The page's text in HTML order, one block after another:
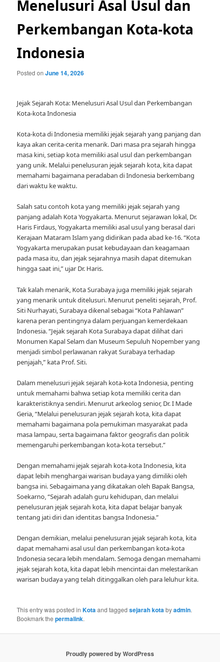
Menelusuri Asal Usul dan
Perkembangan Kota-kota
Indonesia
Posted onJune 14, 2026
Jejak Sejarah Kota: Menelusuri Asal Usul dan Perkembangan
Kota-kota Indonesia
Kota-kota di Indonesia memiliki jejak sejarah yang panjang dan
kaya akan cerita-cerita menarik. Dari masa pra sejarah hingga
masa kini, setiap kota memiliki asal usul dan perkembangan
yang unik. Melalui penelusuran jejak sejarah kota, kita dapat
memahami bagaimana peradaban di Indonesia berkembang
dari waktu ke waktu.
Salah satu contoh kota yang memiliki jejak sejarah yang
panjang adalah Kota Yogyakarta. Menurut sejarawan lokal, Dr.
Haris Firdaus, Yogyakarta memiliki asal usul yang berasal dari
Kerajaan Mataram Islam yang didirikan pada abad ke-16. “Kota
Yogyakarta merupakan pusat kebudayaan dan keagamaan
pada masa itu, dan jejak sejarahnya masih dapat ditemukan
hingga saat ini,” ujar Dr. Haris.
Tak kalah menarik, Kota Surabaya juga memiliki jejak sejarah
yang menarik untuk ditelusuri. Menurut peneliti sejarah, Prof.
Siti Nurhayati, Surabaya dikenal sebagai “Kota Pahlawan”
karena peran pentingnya dalam perjuangan kemerdekaan
Indonesia. “Jejak sejarah Kota Surabaya dapat dilihat dari
Monumen Kapal Selam dan Museum Sepuluh Nopember yang
menjadi simbol perlawanan rakyat Surabaya terhadap
penjajah,” kata Prof. Siti.
Dalam menelusuri jejak sejarah kota-kota Indonesia, penting
untuk memahami bahwa setiap kota memiliki cerita dan
karakteristiknya sendiri. Menurut arkeolog senior, Dr. I Made
Geria, “Melalui penelusuran jejak sejarah kota, kita dapat
memahami bagaimana pola pemukiman masyarakat pada
masa lampau, serta bagaimana faktor geografis dan politik
memengaruhi perkembangan kota-kota tersebut.”
Dengan memahami jejak sejarah kota-kota Indonesia, kita
dapat lebih menghargai warisan budaya yang dimiliki oleh
bangsa ini. Sebagaimana yang dikatakan oleh Bapak Bangsa,
Soekarno, “Sejarah adalah guru kehidupan, dan melalui
penelusuran jejak sejarah kota, kita dapat belajar banyak
tentang jati diri dan identitas bangsa Indonesia.”
Dengan demikian, melalui penelusuran jejak sejarah kota, kita
dapat memahami asal usul dan perkembangan kota-kota
Indonesia secara lebih mendalam. Semoga dengan memahami
jejak sejarah kota, kita dapat lebih mencintai dan melestarikan
warisan budaya yang telah ditinggalkan oleh para leluhur kita.
This entry was posted inKotaand taggedsejarah kotabyadmin.
Bookmark thepermalink.
Proudly powered by WordPress